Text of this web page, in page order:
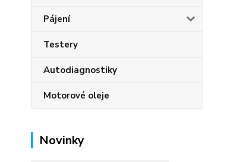
Pájení
Testery
Autodiagnostiky
Motorové oleje
Novinky